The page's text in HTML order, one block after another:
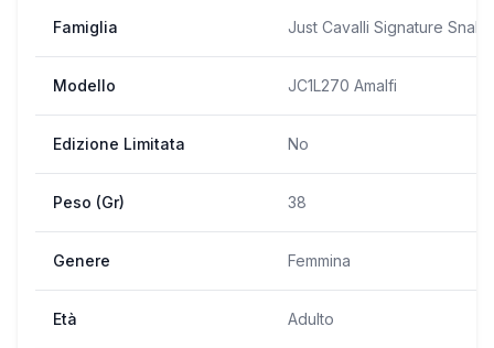
Famiglia Just Cavalli Signature Snake
Modello JC1L270 Amalfi
Edizione Limitata No
Peso (Gr) 38
Genere Femmina
Età Adulto